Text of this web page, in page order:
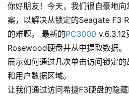
你好朋友！今天，我们很自豪地
案，以解决从锁定的Seagate F3
的难题。 最新的PC3000 v.6.3.12
Rosewood硬盘并从中提取数据
展示如何通过几次单击访问锁定
和用户数据区域。
让我们通过访问希捷F3硬盘的隐